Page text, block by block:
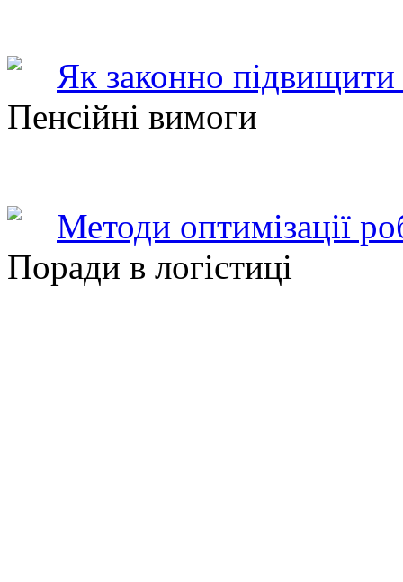
Як законно підвищити
Пенсійні вимоги
Методи оптимізації
Поради в логістиці